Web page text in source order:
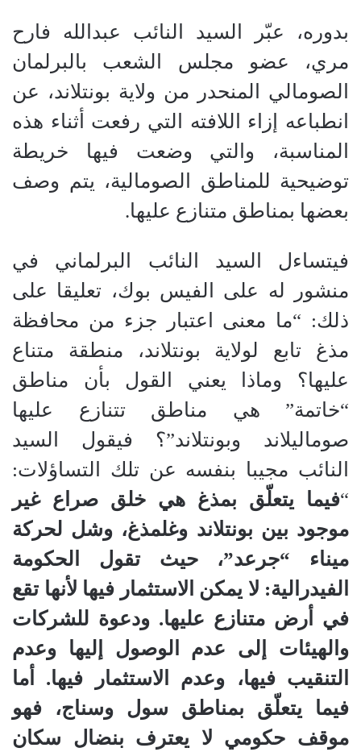
بدوره، عبّر السيد النائب عبدالله فارح
مري، عضو مجلس الشعب بالبرلمان
الصومالي المنحدر من ولاية بونتلاند، عن
انطباعه إزاء اللافته التي رفعت أثناء هذه
المناسبة، والتي وضعت فيها خريطة
توضيحية للمناطق الصومالية، يتم وصف
بعضها بمناطق متنازع عليها.
فيتساءل السيد النائب البرلماني في
منشور له على الفيس بوك، تعليقا على
ذلك: “ما معنى اعتبار جزء من محافظة
مذغ تابع لولاية بونتلاند، منطقة متناع
عليها؟ وماذا يعني القول بأن مناطق
“خاتمة” هي مناطق تتنازع عليها
صوماليلاند وبونتلاند”؟ فيقول السيد
النائب مجيبا بنفسه عن تلك التساؤلات:
“فيما يتعلّق بمذغ هي خلق صراع غير
موجود بين بونتلاند وغلمذغ، وشل لحركة
ميناء “جرعد”، حيث تقول الحكومة
الفيدرالية: لا يمكن الاستثمار فيها لأنها تقع
في أرض متنازع عليها. ودعوة للشركات
والهيئات إلى عدم الوصول إليها وعدم
التنقيب فيها، وعدم الاستثمار فيها. أما
فيما يتعلّق بمناطق سول وسناج، فهو
موقف حكومي لا يعترف بنضال سكان